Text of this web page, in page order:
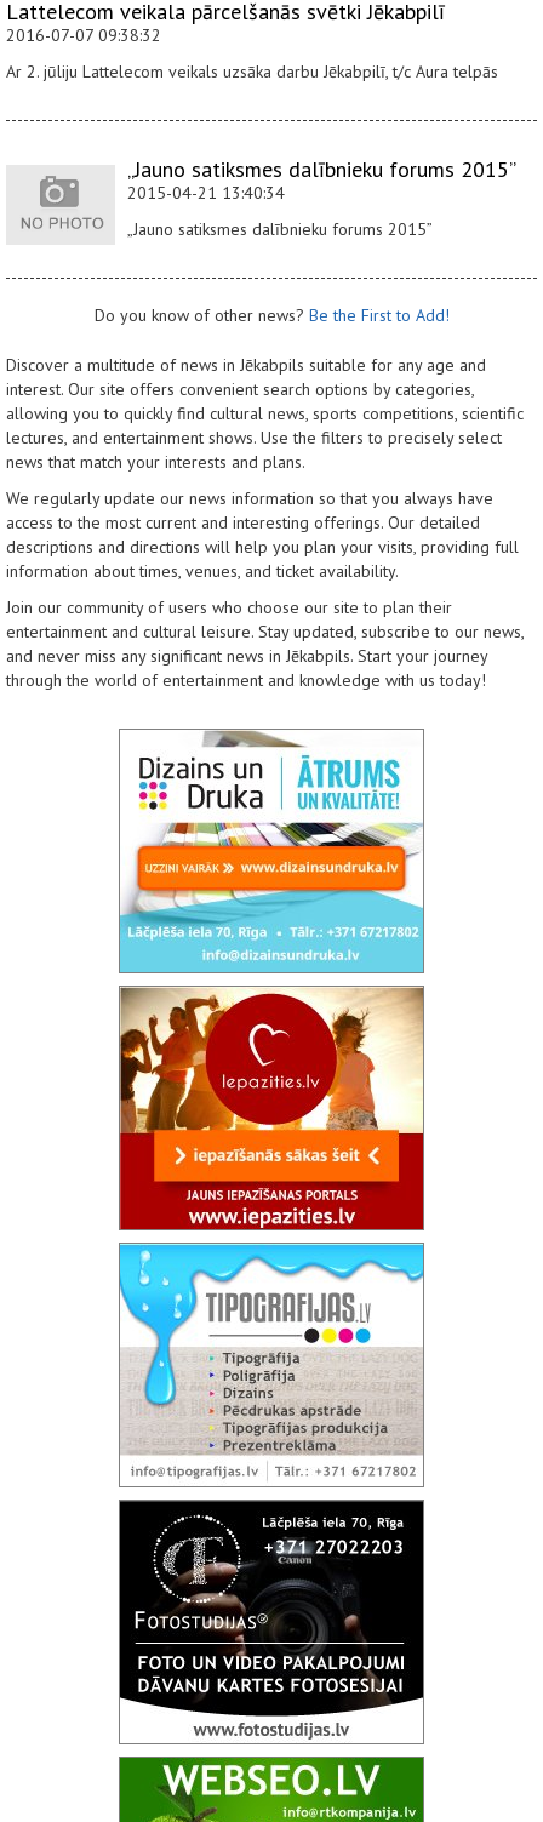
Lattelecom veikala pārcelšanās svētki Jēkabpilī
2016-07-07 09:38:32
Ar 2. jūliju Lattelecom veikals uzsāka darbu Jēkabpilī, t/c Aura telpās
„Jauno satiksmes dalībnieku forums 2015”
2015-04-21 13:40:34
„Jauno satiksmes dalībnieku forums 2015”
Do you know of other news? Be the First to Add!
Discover a multitude of news in Jēkabpils suitable for any age and
interest. Our site offers convenient search options by categories,
allowing you to quickly find cultural news, sports competitions, scientific
lectures, and entertainment shows. Use the filters to precisely select
news that match your interests and plans.
We regularly update our news information so that you always have
access to the most current and interesting offerings. Our detailed
descriptions and directions will help you plan your visits, providing full
information about times, venues, and ticket availability.
Join our community of users who choose our site to plan their
entertainment and cultural leisure. Stay updated, subscribe to our news,
and never miss any significant news in Jēkabpils. Start your journey
through the world of entertainment and knowledge with us today!